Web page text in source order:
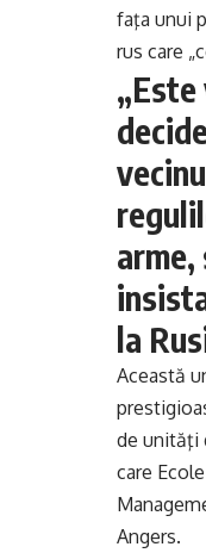
faţa unui
rus care
„Este
arme,
la
Această
de unităţi
care
Angers.